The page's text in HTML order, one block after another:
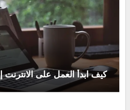
كيف ابدأ العمل على الانترنت